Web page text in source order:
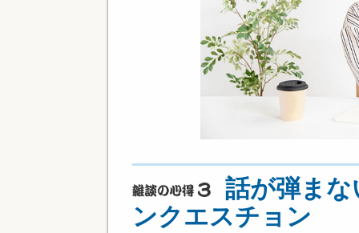
話が弾ま
ンクエスチョン